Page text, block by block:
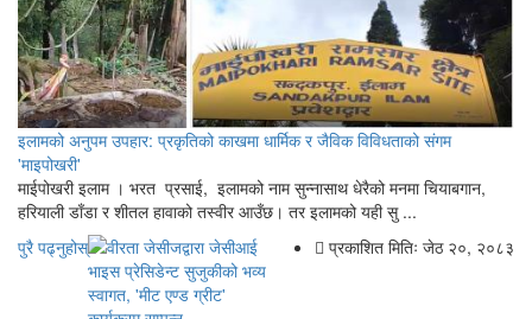
इलामको अनुपम उपहार: प्रकृतिको काखमा धार्मिक र जैविक विविधताको संगम
'माइपोखरी'
माईपोखरी इलाम । भरत प्रसाई, इलामको नाम सुन्नासाथ धेरैको मनमा चियाबगान,
हरियाली डाँडा र शीतल हावाको तस्वीर आउँछ। तर इलामको यही सु ...
पुरै पढ्नुहोस्
प्रकाशित मितिः जेठ २०, २०८३